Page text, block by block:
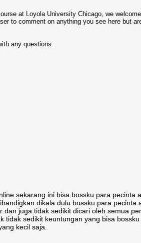
at Loyola University Chicago, we
to comment on anything you see here but
any questions.
sekarang ini bisa bossku para pecinta
dikala dulu bossku para pecinta
juga tidak sedikit dicari oleh semua
tidak sedikit keuntungan yang bisa
kecil saja.